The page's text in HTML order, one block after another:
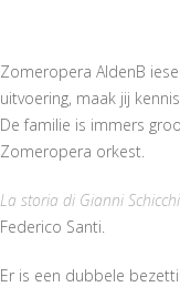
Zomeropera AldenB
uitvoering, maak jij
De familie is immers
Zomeropera orkest.
La storia di Gianni Schicchi
Federico Santi.
Er is een dubbele